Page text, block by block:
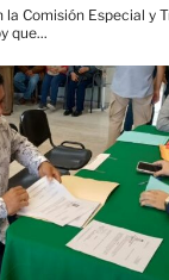
Comisión Especial y
que...